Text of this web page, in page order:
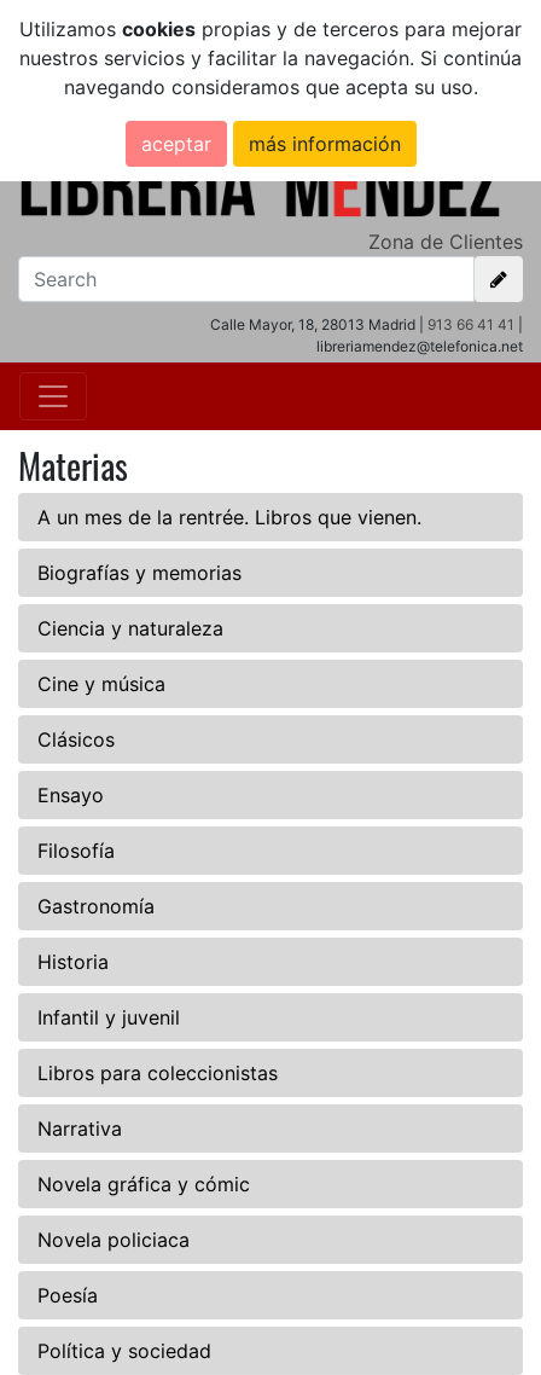
Utilizamos cookies propias y de terceros para mejorar
nuestros servicios y facilitar la navegación. Si continúa
navegando consideramos que acepta su uso.
aceptar más información
Zona de Clientes
Calle Mayor, 18, 28013 Madrid | 913 66 41 41
libreriamendez@telefonica.net
Materias
A un mes de la rentrée. Libros que vienen.
Biografías y memorias
Ciencia y naturaleza
Cine y música
Clásicos
Ensayo
Filosofía
Gastronomía
Historia
Infantil y juvenil
Libros para coleccionistas
Narrativa
Novela gráfica y cómic
Novela policiaca
Poesía
Política y sociedad